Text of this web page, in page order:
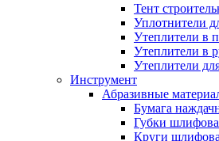
Тент
Уплотнители
Утеплители в
Утеплители в
Утеплители
Инструмент
Абразивные
Бумага
Губки
Круги